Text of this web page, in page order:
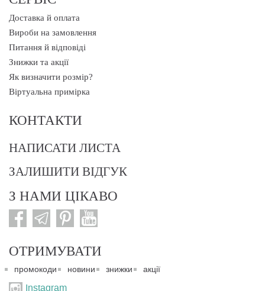
Доставка й оплата
Вироби на замовлення
Питання й відповіді
Знижки та акції
Як визначити розмір?
Віртуальна примірка
КОНТАКТИ
НАПИСАТИ ЛИСТА
ЗАЛИШИТИ ВІДГУК
З НАМИ ЦІКАВО
ОТРИМУВАТИ
промокоди новини знижки акції
Instagram